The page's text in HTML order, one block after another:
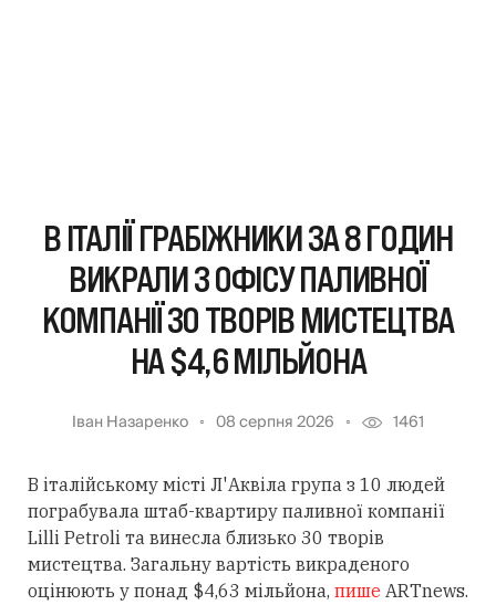
В ІТАЛІЇ ГРАБІЖНИКИ ЗА 8 ГОДИН
ВИКРАЛИ З ОФІСУ ПАЛИВНОЇ
КОМПАНІЇ 30 ТВОРІВ МИСТЕЦТВА
НА $4,6 МІЛЬЙОНА
Іван Назаренко 08 серпня 2026 1461
В італійському місті Л'Аквіла група з 10 людей
пограбувала штаб-квартиру паливної компанії
Lilli Petroli та винесла близько 30 творів
мистецтва. Загальну вартість викраденого
оцінюють у понад $4,63 мільйона, пише ARTnews.